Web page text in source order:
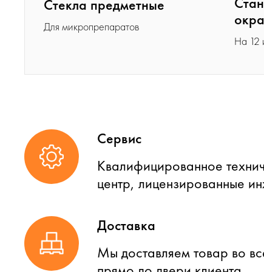
Стекла предметные
Для микропрепаратов
На 12
Сервис
Квалифицированное
центр, лицензированные
Доставка
Мы доставляем товар во